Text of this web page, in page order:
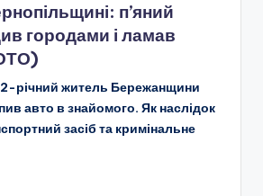
п’яний
городами і ламав
річний житель Бережанщини
авто в знайомого. Як наслідок
засіб та кримінальне